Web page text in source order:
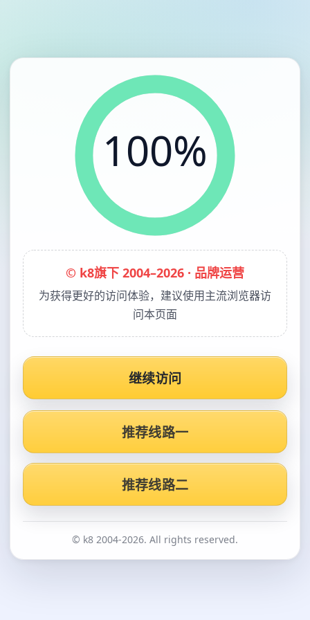
100%
© k8旗下 2004–2026 · 品牌运营
为获得更好的访问体验，建议使用主流浏览器访
问本页面
继续访问
推荐线路一
推荐线路二
© k8 2004-2026. All rights reserved.